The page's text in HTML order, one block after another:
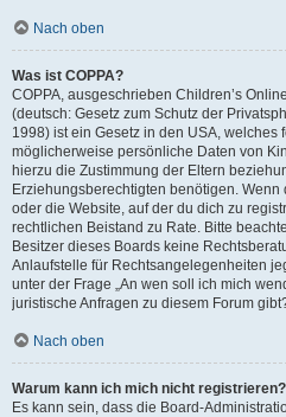
Nach oben
Was ist COPPA?
COPPA, ausgeschrieben Children’s
(deutsch: Gesetz zum Schutz der
1998) ist ein Gesetz in den USA, welches
möglicherweise persönliche Daten von
hierzu die Zustimmung der Eltern
Erziehungsberechtigten benötigen.
oder die Website, auf der du dich zu
rechtlichen Beistand zu Rate. Bitte
Besitzer dieses Boards keine
Anlaufstelle für Rechtsangelegenheiten
unter der Frage „An wen soll ich mich
juristische Anfragen zu diesem Forum
Nach oben
Warum kann ich mich nicht registrieren?
Es kann sein, dass die Board-